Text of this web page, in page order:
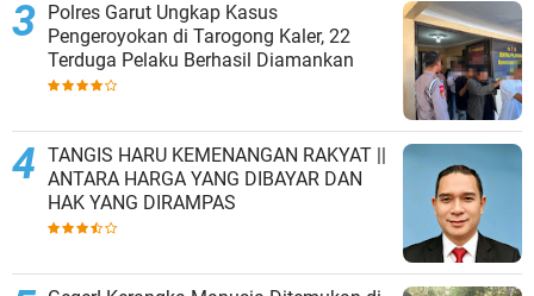
Polres Garut Ungkap Kasus
Pengeroyokan di Tarogong Kaler, 22
Terduga Pelaku Berhasil Diamankan
TANGIS HARU KEMENANGAN RAKYAT ||
ANTARA HARGA YANG DIBAYAR DAN
HAK YANG DIRAMPAS